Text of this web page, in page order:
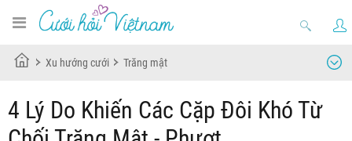
Xu hướng cưới Trăng mật
4 Lý Do Khiến Các Cặp Đôi Khó Từ